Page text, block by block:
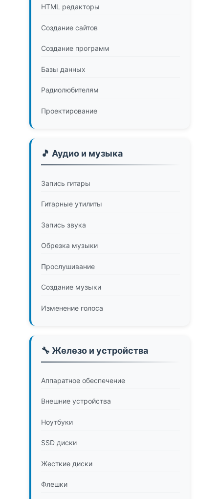
HTML редакторы
Создание сайтов
Создание программ
Базы данных
Радиолюбителям
Проектирование
🎵 Аудио и музыка
Запись гитары
Гитарные утилиты
Запись звука
Обрезка музыки
Прослушивание
Создание музыки
Изменение голоса
🔧 Железо и устройства
Аппаратное обеспечение
Внешние устройства
Ноутбуки
SSD диски
Жесткие диски
Флешки